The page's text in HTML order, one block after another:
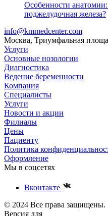
Особенности анатомии:
поджелудочная железа?
info@kmmedcenter.com
Москва, Триумфальная
Услуги
Основные нозологии
Диагностика
Ведение беременности
Компания
Специалисты
Услуги
Новости и акции
Филиалы
Цены
Пациенту
Политика
Оформление
Мы в соцсетях
Вконтакте
© 2024 Все права защищены.
Версия для